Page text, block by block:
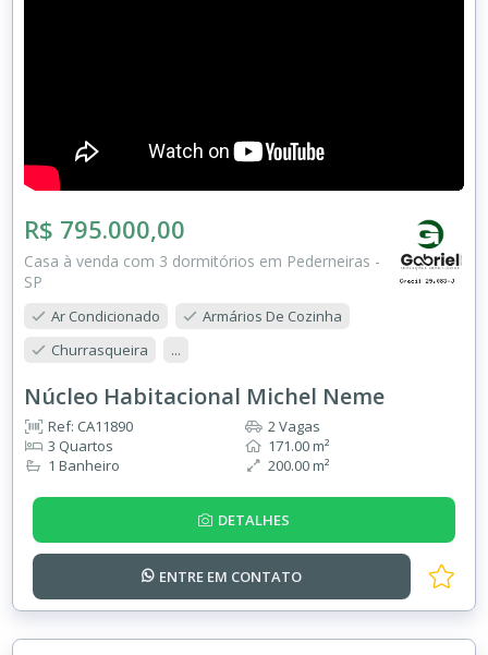
R$ 795.000,00
Casa à venda com 3 dormitórios em Pederneiras -
SP
Ar Condicionado
Armários De Cozinha
Churrasqueira
...
Núcleo Habitacional Michel Neme
Ref: CA11890
3 Quartos
1 Banheiro
2 Vagas
171.00 m²
200.00 m²
DETALHES
ENTRE EM CONTATO